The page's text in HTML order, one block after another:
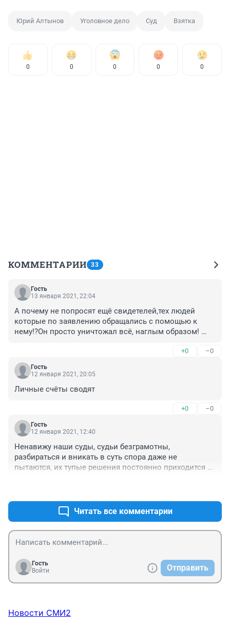
Юрий Алтынов Уголовное дело Суд Взятка
0 0 0 0 0
КОММЕНТАРИИ 33
Гость
13 января 2021, 22:04
А почему не попросят ещё свидетелей,тех людей
которые по заявлению обращались с помощью к
нему!?Он просто уничтожал всё, наглым образом!
+0 –0
Гость
12 января 2021, 20:05
Личные счёты сводят
+0 –0
Гость
12 января 2021, 12:40
Ненавижу наши суды, судьи безграмотны,
разбираться и вникать в суть спора даже не
пытаются, их тупые решения постоянно приходится
Читать все комментарии
Гость
Войти
Отправить
Новости СМИ2